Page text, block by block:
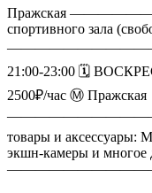
Пражская
спортивного зала
21:00-23:00 🗓️
2500₽/час Ⓜ️ Пражская
товары и аксессуары:
экшн-камеры и многое